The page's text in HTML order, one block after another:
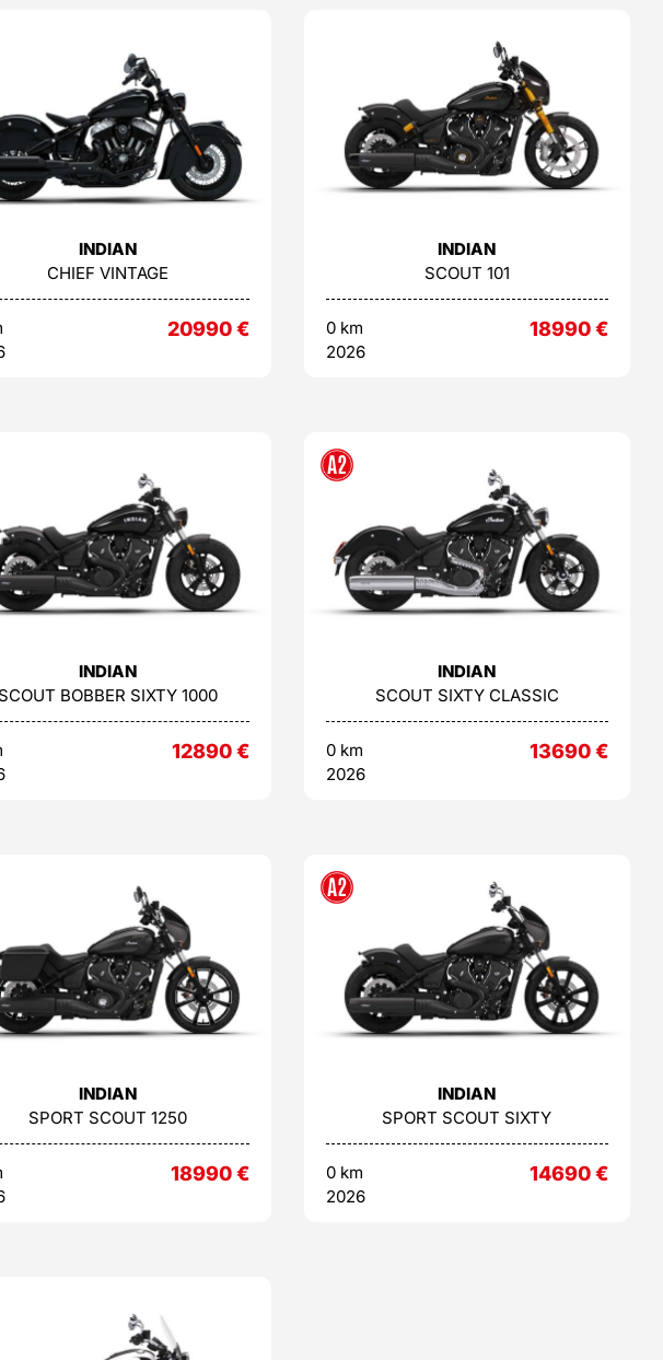
INDIAN
CHIEF VINTAGE
20990€
INDIAN
SCOUT 101
0 km
2026
18990€
INDIAN
SCOUT BOBBER SIXTY 1000
12890€
INDIAN
SCOUT SIXTY CLASSIC
0 km
2026
13690€
INDIAN
SPORT SCOUT 1250
18990€
INDIAN
SPORT SCOUT SIXTY
0 km
2026
14690€